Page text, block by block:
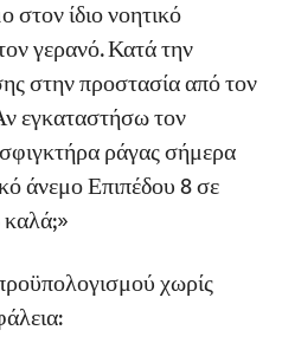
ίδιο νοητικό
γερανό. Κατά την
στην προστασία από τον
εγκαταστήσω τον
ράγας σήμερα
άνεμο Επιπέδου 8 σε
χωρίς